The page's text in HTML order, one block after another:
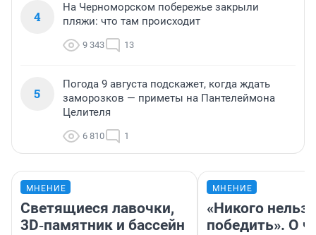
4
На Черноморском побережье закрыли
пляжи: что там происходит
9 343 13
5
Погода 9 августа подскажет, когда ждать
заморозков — приметы на Пантелеймона
Целителя
6 810 1
МНЕНИЕ
Светящиеся лавочки,
3D‑памятник и бассейн
МНЕНИЕ
«Никого нельзя
победить». О